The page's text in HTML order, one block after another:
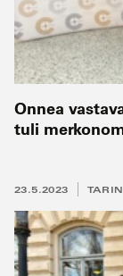
Onnea
tuli
23.5.2023